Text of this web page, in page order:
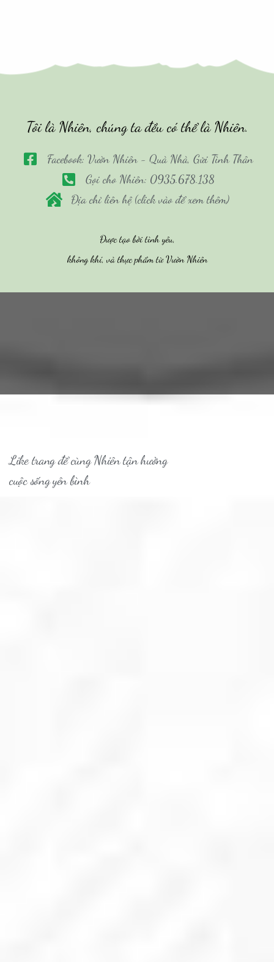
Tôi là Nhiên, chúng ta đều có thể là Nhiên.
Facebook: Vườn Nhiên - Quà Nhà, Gửi Tình Thân
Gọi cho Nhiên: 0935.678.138
Địa chỉ liên hệ (click vào để xem thêm)
Được tạo bởi tình yêu,
không khí, và thực phẩm từ Vườn Nhiên